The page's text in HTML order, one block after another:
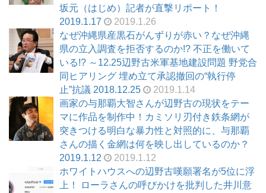
坂元（はじめ）記者が直撃リポート！
2019.1.17
2019.1.26
なぜ沖縄県産黒石がんずりが赤い？なぜ沖縄
県の立入調査を拒否するのか!? 不正を働いて
いる!? ～12.25辺野古米軍基地建設問題 野党合
同ヒアリング 埋め立て承認撤回の“執行停
止”抗議 2018.12.25
2019.1.14
画家の与那覇大智さんが辺野古の現状をテー
マに作品を制作中！カミソリ刃付き鉄条網が
突きつける明白な暴力性と対照的に、与那覇
さんの描く金網は何を映し出しているのか？
2019.1.12
2019.1.12
ホワイトハウスへの辺野古嘆願署名が5位に浮
上！ ローラさんの呼びかけを批判した井川意